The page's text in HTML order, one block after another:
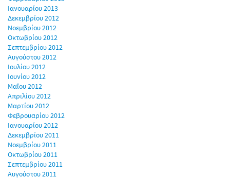
Ιανουαρίου 2013
Δεκεμβρίου 2012
Νοεμβρίου 2012
Οκτωβρίου 2012
Σεπτεμβρίου 2012
Αυγούστου 2012
Ιουλίου 2012
Ιουνίου 2012
Μαΐου 2012
Απριλίου 2012
Μαρτίου 2012
Φεβρουαρίου 2012
Ιανουαρίου 2012
Δεκεμβρίου 2011
Νοεμβρίου 2011
Οκτωβρίου 2011
Σεπτεμβρίου 2011
Αυγούστου 2011